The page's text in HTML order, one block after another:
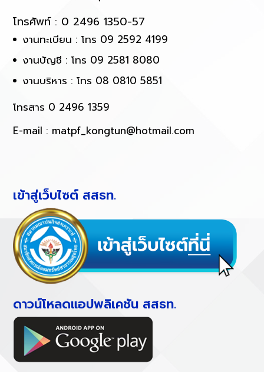
โทรศัพท์ : 0 2496 1350-57
งานทะเบียน : โทร 09 2592 4199
งานบัญชี : โทร 09 2581 8080
งานบริหาร : โทร 08 0810 5851
โทรสาร 0 2496 1359
E-mail : matpf_kongtun@hotmail.com
เข้าสู่เว็บไซต์ สสธท.
ดาวน์โหลดแอปพลิเคชัน สสธท.